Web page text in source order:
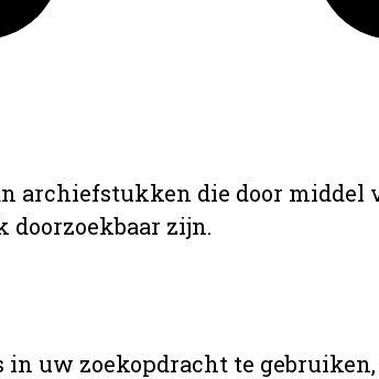
archiefstukken die door middel
zijn.
in uw zoekopdracht te